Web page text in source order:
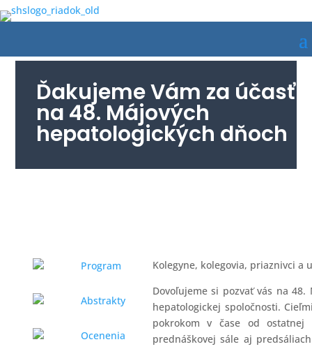
Ďakujeme Vám za účasť
na 48. Májových
hepatologických dňoch
Program
Abstrakty
Ocenenia
Kolegyne, kolegovia, priaznivci a
Dovoľujeme si pozvať vás na 48.
hepatologickej spoločnosti.
pokrokom v čase od ostatnej
prednáškovej sále aj